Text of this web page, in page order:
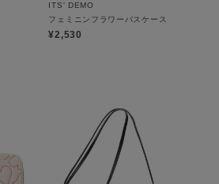
ITS' DEMO
フェミニンフラワーパスケース
¥2,530